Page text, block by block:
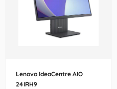
Lenovo IdeaCentre AIO
24IRH9